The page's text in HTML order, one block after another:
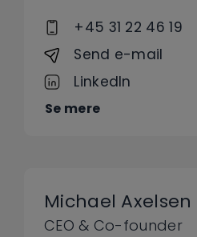
+45 31 22 46 19
Send e-mail
LinkedIn
Se mere
Michael Axelsen
CEO & Co-founder